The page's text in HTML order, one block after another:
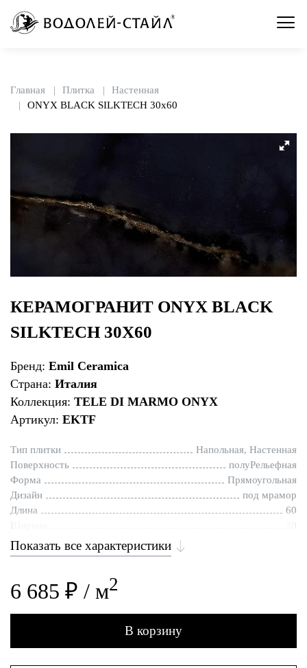
Главная Плитка
Настенная
ONYX BLACK SILKTECH 30x60
КЕРАМОГРАНИТ ONYX BLACK
SILKTECH 30X60
Бренд: Emil Ceramica
Страна: Италия
Коллекция: TELE DI MARMO ONYX
Артикул: EKTF
Тип плитки
Напольная, Настенная
Поверхность
полуРельефная
Форма
Прямоугольная
Дизайн
под мрамор
Длина
60
Показать все характеристики
6 685 ₽ / м2
В корзину